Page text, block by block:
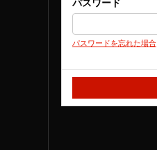
パスワード
パスワードを忘れた場合